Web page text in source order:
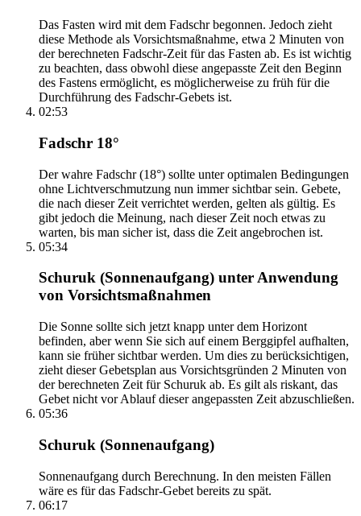
Das Fasten wird mit dem Fadschr begonnen. Jedoch zieht
diese Methode als Vorsichtsmaßnahme, etwa 2 Minuten von
der berechneten Fadschr-Zeit für das Fasten ab. Es ist wichtig
zu beachten, dass obwohl diese angepasste Zeit den Beginn
des Fastens ermöglicht, es möglicherweise zu früh für die
Durchführung des Fadschr-Gebets ist.
02:53
Fadschr 18°
Der wahre Fadschr (18°) sollte unter optimalen Bedingungen
ohne Lichtverschmutzung nun immer sichtbar sein. Gebete,
die nach dieser Zeit verrichtet werden, gelten als gültig. Es
gibt jedoch die Meinung, nach dieser Zeit noch etwas zu
warten, bis man sicher ist, dass die Zeit angebrochen ist.
05:34
Schuruk (Sonnenaufgang) unter Anwendung
von Vorsichtsmaßnahmen
Die Sonne sollte sich jetzt knapp unter dem Horizont
befinden, aber wenn Sie sich auf einem Berggipfel aufhalten,
kann sie früher sichtbar werden. Um dies zu berücksichtigen,
zieht dieser Gebetsplan aus Vorsichtsgründen 2 Minuten von
der berechneten Zeit für Schuruk ab. Es gilt als riskant, das
Gebet nicht vor Ablauf dieser angepassten Zeit abzuschließen.
05:36
Schuruk (Sonnenaufgang)
Sonnenaufgang durch Berechnung. In den meisten Fällen
wäre es für das Fadschr-Gebet bereits zu spät.
06:17